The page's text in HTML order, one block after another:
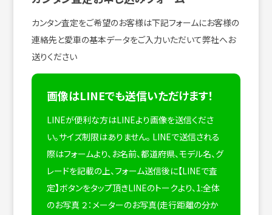
カンタン査定をご希望のお客様は下記フォームにお客様の
連絡先と愛車の基本データをご入力いただいて弊社へお
送りください
画像はLINEでも送信いただけます！
LINEが便利な方はLINEより画像を送信くださ
い。サイズ制限はありません。 LINEで送信される
際はフォームより、お名前、都道府県、モデル名、グ
レードを記載の上、フォーム送信後に【LINEで査
定】ボタンをタップ頂きLINEのトークより、1:全体
のお写真 ２：メーターのお写真(走行距離の分か